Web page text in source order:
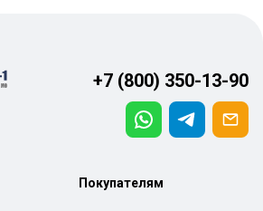
+7 (800) 350-13-90
Покупателям